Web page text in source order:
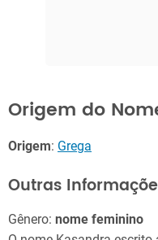
Origem do
Origem: Grega
Outras
Gênero: nome feminino